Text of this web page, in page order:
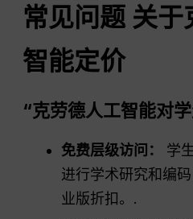
常见问题 关于
智能定价
“克劳德人工智能对
免费层级访问：
学
进行学术研究和编
业版折扣。.